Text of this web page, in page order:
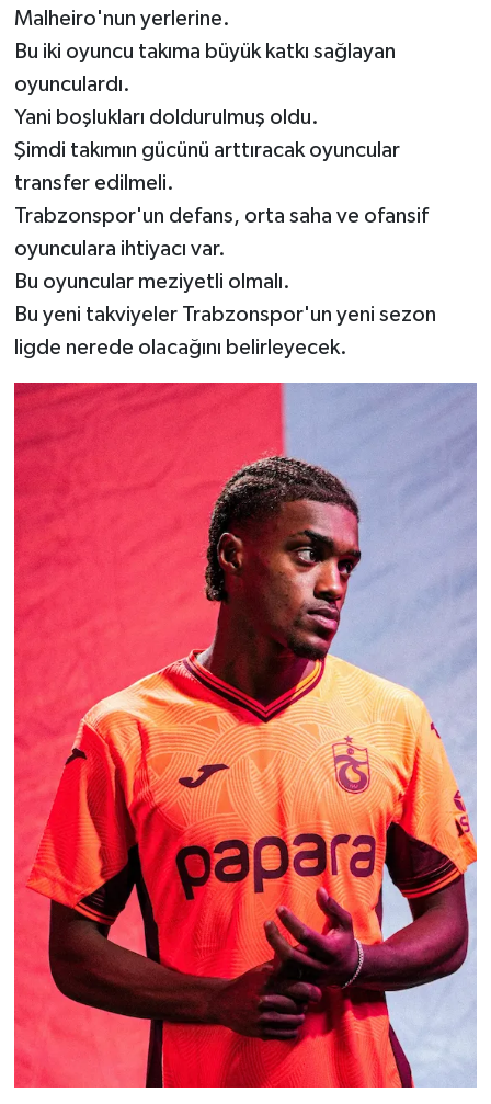
Malheiro'nun yerlerine.
Bu iki oyuncu takıma büyük katkı sağlayan
oyunculardı.
Yani boşlukları doldurulmuş oldu.
Şimdi takımın gücünü arttıracak oyuncular
transfer edilmeli.
Trabzonspor'un defans, orta saha ve ofansif
oyunculara ihtiyacı var.
Bu oyuncular meziyetli olmalı.
Bu yeni takviyeler Trabzonspor'un yeni sezon
ligde nerede olacağını belirleyecek.